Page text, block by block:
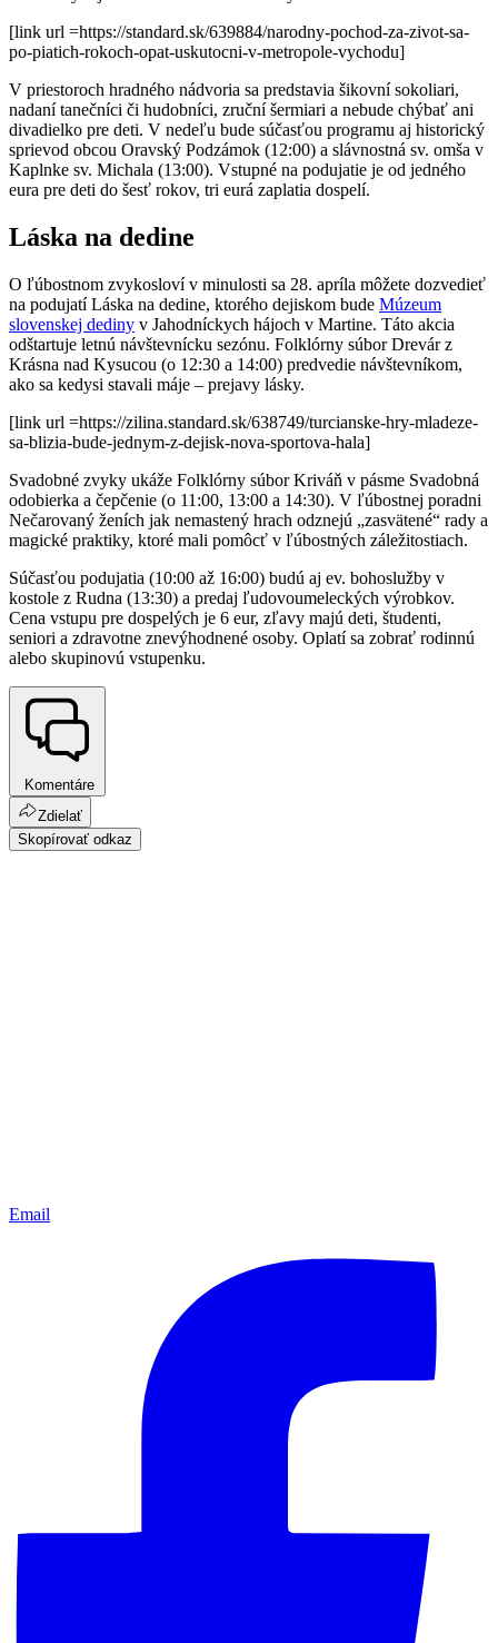
[link url =https://standard.sk/639884/narodny-pochod-za-zivot-sa-
po-piatich-rokoch-opat-uskutocni-v-metropole-vychodu]
V priestoroch hradného nádvoria sa predstavia šikovní sokoliari,
nadaní tanečníci či hudobníci, zruční šermiari a nebude chýbať ani
divadielko pre deti. V nedeľu bude súčasťou programu aj historický
sprievod obcou Oravský Podzámok (12:00) a slávnostná sv. omša v
Kaplnke sv. Michala (13:00). Vstupné na podujatie je od jedného
eura pre deti do šesť rokov, tri eurá zaplatia dospelí.
Láska na dedine
O ľúbostnom zvykosloví v minulosti sa 28. apríla môžete dozvedieť
na podujatí Láska na dedine, ktorého dejiskom bude Múzeum
slovenskej dediny v Jahodníckych hájoch v Martine. Táto akcia
odštartuje letnú návštevnícku sezónu. Folklórny súbor Drevár z
Krásna nad Kysucou (o 12:30 a 14:00) predvedie návštevníkom,
ako sa kedysi stavali máje – prejavy lásky.
[link url =https://zilina.standard.sk/638749/turcianske-hry-mladeze-
sa-blizia-bude-jednym-z-dejisk-nova-sportova-hala]
Svadobné zvyky ukáže Folklórny súbor Kriváň v pásme Svadobná
odobierka a čepčenie (o 11:00, 13:00 a 14:30). V ľúbostnej poradni
Nečarovaný ženích jak nemastený hrach odznejú „zasvätené“ rady a
magické praktiky, ktoré mali pomôcť v ľúbostných záležitostiach.
Súčasťou podujatia (10:00 až 16:00) budú aj ev. bohoslužby v
kostole z Rudna (13:30) a predaj ľudovoumeleckých výrobkov.
Cena vstupu pre dospelých je 6 eur, zľavy majú deti, študenti,
seniori a zdravotne znevýhodnené osoby. Oplatí sa zobrať rodinnú
alebo skupinovú vstupenku.
Komentáre
Zdielať
Skopírovať odkaz
Email